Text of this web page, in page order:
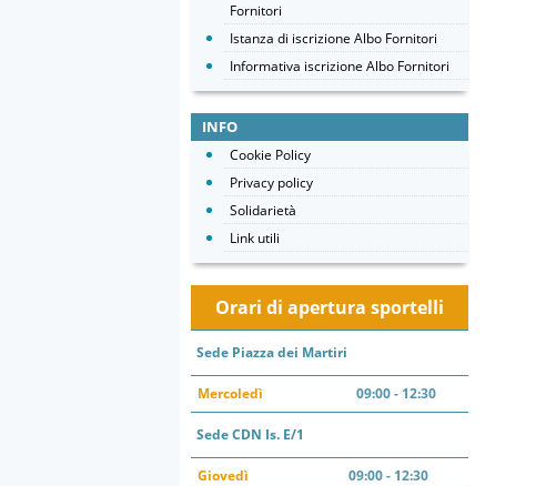
Fornitori
Istanza di iscrizione Albo Fornitori
Informativa iscrizione Albo Fornitori
INFO
Cookie Policy
Privacy policy
Solidarietà
Link utili
Orari di apertura sportelli
Sede Piazza dei Martiri
Mercoledì 09:00 - 12:30
Sede CDN Is. E/1
Giovedì 09:00 - 12:30